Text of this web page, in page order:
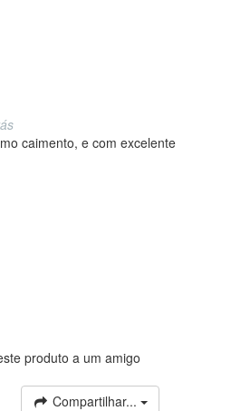
caimento, e com excelente
produto a um amigo
Compartilhar...